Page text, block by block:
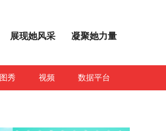
展现她风采 凝聚她力量
图秀 视频 数据平台